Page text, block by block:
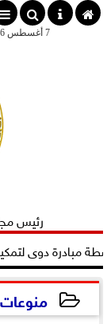
×
7 أغسطس 2026
رئيس
دوى لتمكين
منوعات